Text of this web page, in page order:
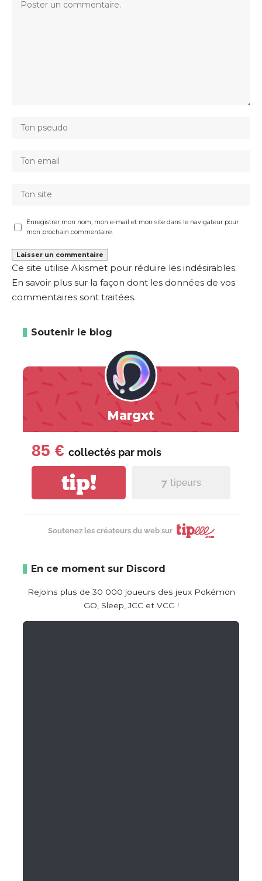
Enregistrer mon nom, mon e-mail et mon site dans le navigateur pour
mon prochain commentaire.
Ce site utilise Akismet pour réduire les indésirables.
En savoir plus sur la façon dont les données de vos
commentaires sont traitées.
Soutenir le blog
Margxt
85 € collectés par mois
tip! 7 tipeurs
Soutenez les créateurs du web sur
En ce moment sur Discord
Rejoins plus de 30 000 joueurs des jeux Pokémon
GO, Sleep, JCC et VCG !